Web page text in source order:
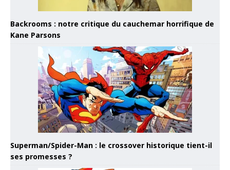
Backrooms : notre critique du cauchemar horrifique de
Kane Parsons
Superman/Spider-Man : le crossover historique tient-il
ses promesses ?